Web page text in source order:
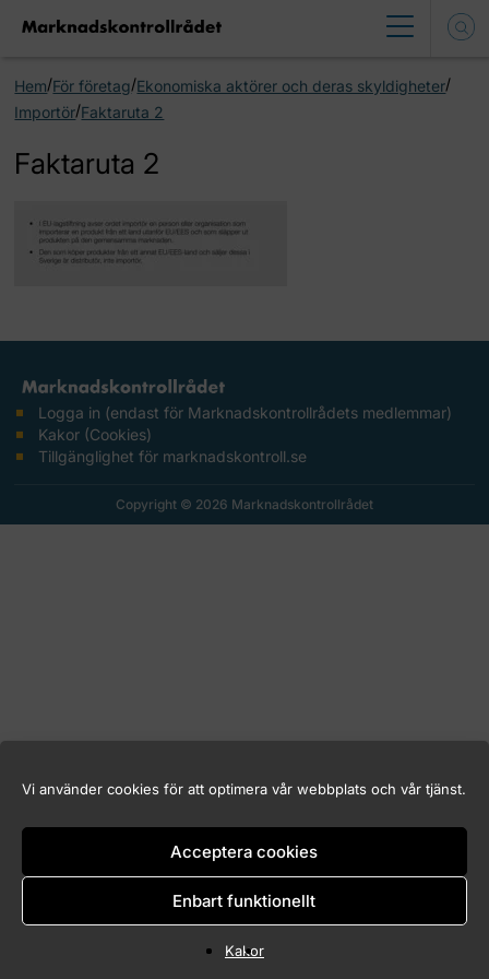
Vi använder cookies för att optimera vår webbplats och vår tjänst.
Acceptera cookies
Enbart funktionellt
Kakor
Hem/För företag/Ekonomiska aktörer och deras skyldigheter/
Importör/Faktaruta 2
Faktaruta 2
Logga in (endast för Marknadskontrollrådets medlemmar)
Kakor (Cookies)
Tillgänglighet för marknadskontroll.se
Copyright © 2026 Marknadskontrollrådet